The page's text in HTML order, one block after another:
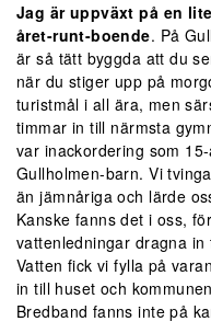
Jag är uppväxt på en
året-runt-boende. På
är så tätt byggda att du
när du stiger upp på
turistmål i all ära, men
timmar in till närmsta
var inackordering som
Gullholmen-barn. Vi
än jämnåriga och lärde
Kanske fanns det i oss,
vattenledningar dragna
Vatten fick vi fylla på
in till huset och
Bredband fanns inte på